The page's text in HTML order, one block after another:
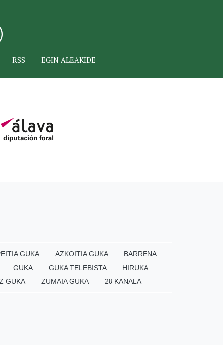
RSS EGIN ALEAKIDE
GUKA AZKOITIA GUKA
BARRENA
GUKA GUKA TELEBISTA
HIRUKA
GUKA ZUMAIA GUKA 28 KANALA